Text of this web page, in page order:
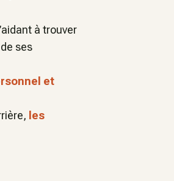
à trouver
ses
et
les